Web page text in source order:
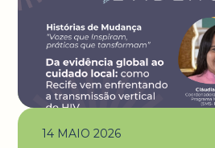
14 MAIO 2026